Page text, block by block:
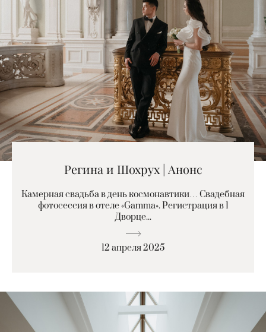
Регина и Шохрух | Анонс
Камерная свадьба в день космонавтики… Свадебная
фотосессия в отеле «Gamma». Регистрация в 1
Дворце...
12 апреля 2025